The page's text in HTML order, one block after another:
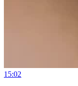
15:02